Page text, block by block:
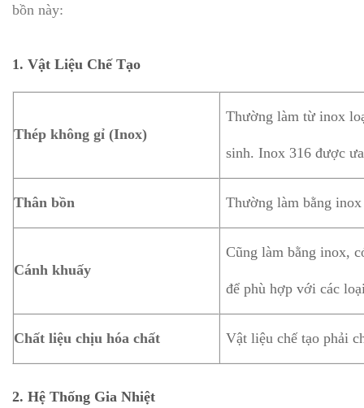
bồn này:
1. Vật Liệu Chế Tạo
Thép không gỉ (Inox)
Thường làm từ inox
sinh. Inox 316 được
Thân bồn Thường làm bằng
Cánh khuấy
Cũng làm bằng inox,
để phù hợp với các
Chất liệu chịu hóa chất Vật liệu chế tạo phải
2. Hệ Thống Gia Nhiệt